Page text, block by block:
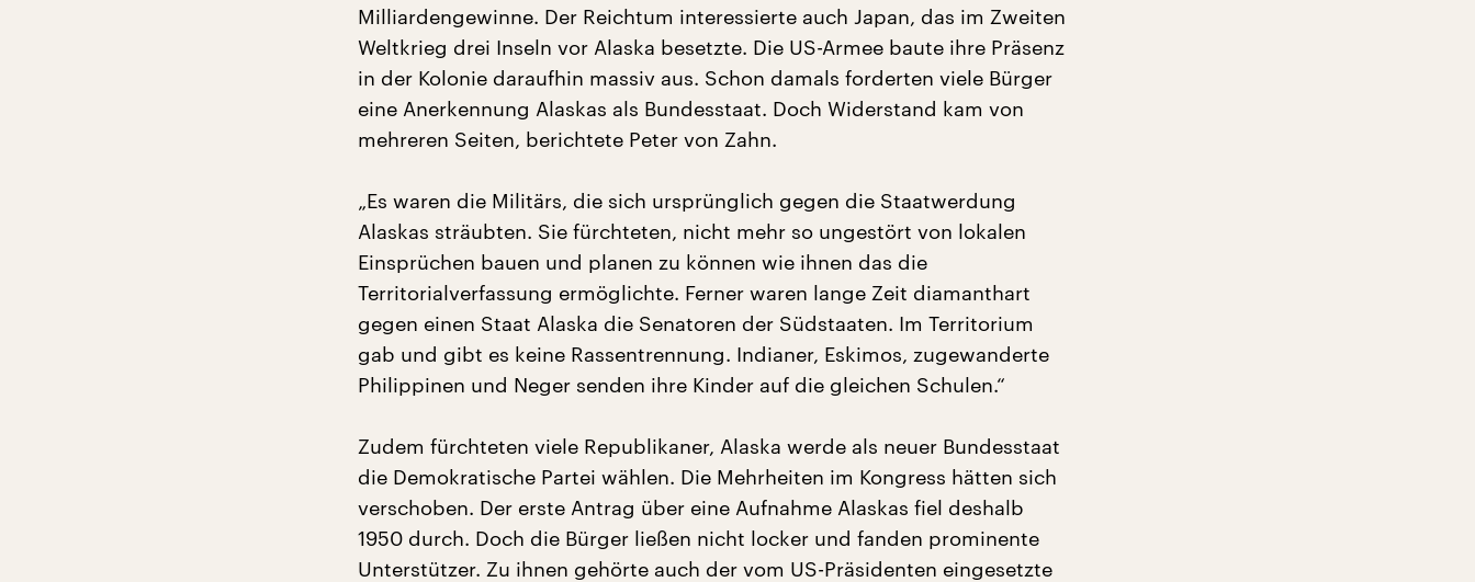
Milliardengewinne. Der Reichtum interessierte auch Japan, das im Zweiten
Weltkrieg drei Inseln vor Alaska besetzte. Die US-Armee baute ihre Präsenz
in der Kolonie daraufhin massiv aus. Schon damals forderten viele Bürger
eine Anerkennung Alaskas als Bundesstaat. Doch Widerstand kam von
mehreren Seiten, berichtete Peter von Zahn.
„Es waren die Militärs, die sich ursprünglich gegen die Staatwerdung
Alaskas sträubten. Sie fürchteten, nicht mehr so ungestört von lokalen
Einsprüchen bauen und planen zu können wie ihnen das die
Territorialverfassung ermöglichte. Ferner waren lange Zeit diamanthart
gegen einen Staat Alaska die Senatoren der Südstaaten. Im Territorium
gab und gibt es keine Rassentrennung. Indianer, Eskimos, zugewanderte
Philippinen und Neger senden ihre Kinder auf die gleichen Schulen.“
Zudem fürchteten viele Republikaner, Alaska werde als neuer Bundesstaat
die Demokratische Partei wählen. Die Mehrheiten im Kongress hätten sich
verschoben. Der erste Antrag über eine Aufnahme Alaskas fiel deshalb
1950 durch. Doch die Bürger ließen nicht locker und fanden prominente
Unterstützer. Zu ihnen gehörte auch der vom US-Präsidenten eingesetzte